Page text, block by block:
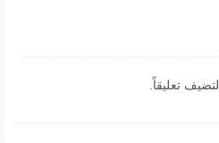
لتضيف تعليقاً.